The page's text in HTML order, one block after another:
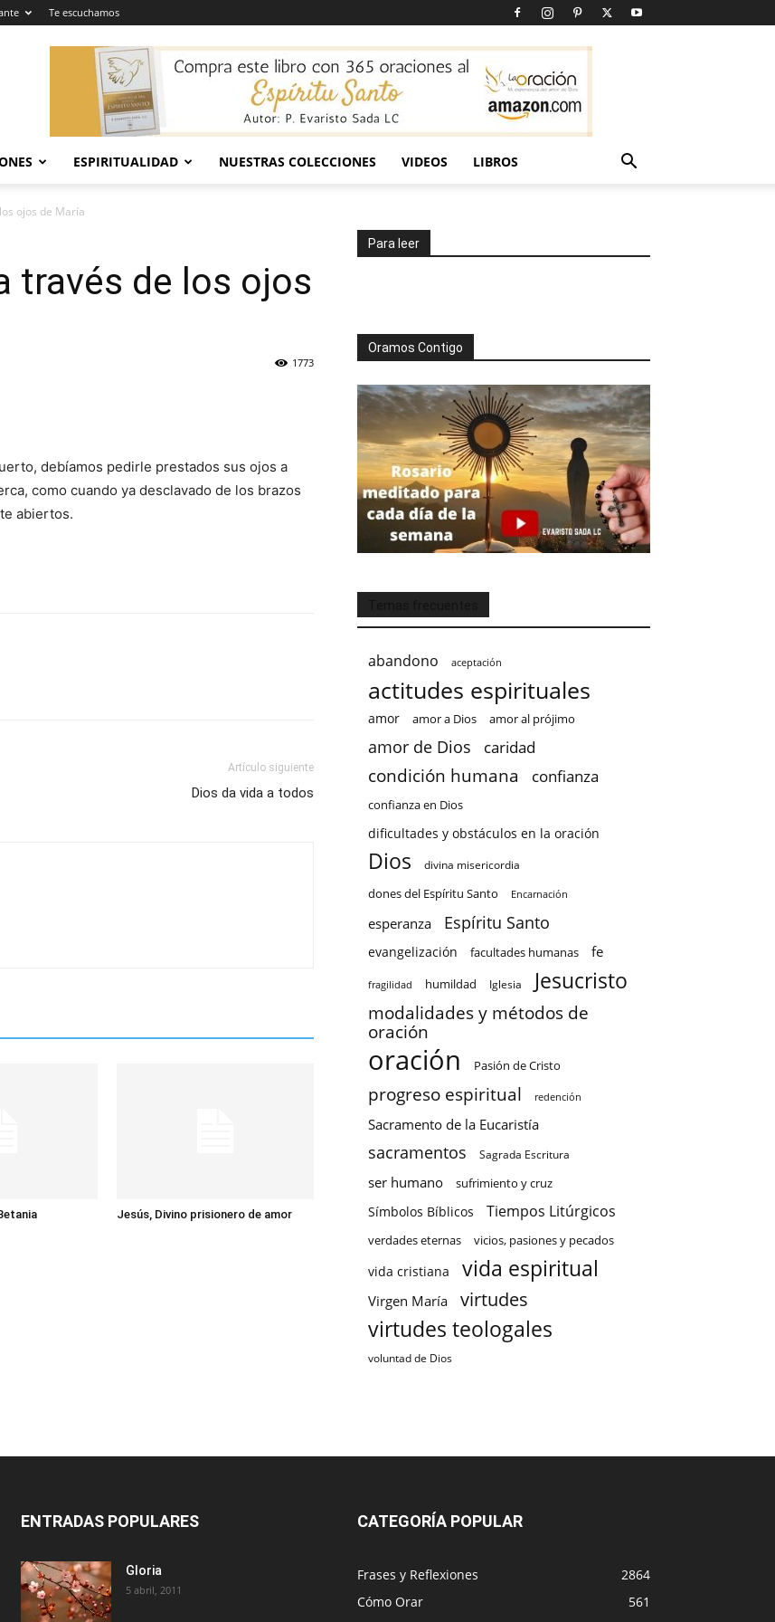
Te escuchamos
ESPIRITUALIDAD NUESTRAS COLECCIONES VIDEOS LIBROS
ojos de María
través de los ojos
1773
debíamos pedirle prestados sus ojos a
como cuando ya desclavado de los brazos
abiertos.
Artículo siguiente
Dios da vida a todos
Jesús, Divino prisionero de amor
Para leer
Oramos Contigo
abandono aceptación
actitudes espirituales
amor amor a Dios amor al prójimo
amor de Dios caridad
condición humana confianza
confianza en Dios
dificultades y obstáculos en la oración
Dios divina misericordia
dones del Espíritu Santo Encarnación
esperanza Espíritu Santo
evangelización facultades humanas fe
fragilidad humildad Iglesia Jesucristo
modalidades y métodos de
oración
oración Pasión de Cristo
progreso espiritual redención
Sacramento de la Eucaristía
sacramentos Sagrada Escritura
ser humano sufrimiento y cruz
Símbolos Bíblicos Tiempos Litúrgicos
verdades eternas vicios, pasiones y pecados
vida cristiana vida espiritual
Virgen María virtudes
virtudes teologales
voluntad de Dios
ENTRADAS POPULARES
Gloria
5 abril, 2011
CATEGORÍA POPULAR
Frases y Reflexiones
2864
Cómo Orar
561